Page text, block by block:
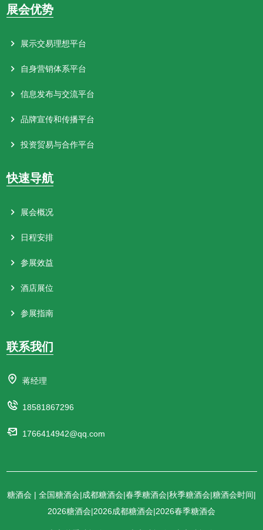
展会优势
展示交易理想平台
自身营销体系平台
信息发布与交流平台
品牌宣传和传播平台
投资贸易与合作平台
快速导航
展会概况
日程安排
参展效益
酒店展位
参展指南
联系我们
蒋经理
18581867296
1766414942@qq.com
糖酒会 | 全国糖酒会|成都糖酒会|春季糖酒会|秋季糖酒会|糖酒会时间|
2026糖酒会|2026成都糖酒会|2026春季糖酒会